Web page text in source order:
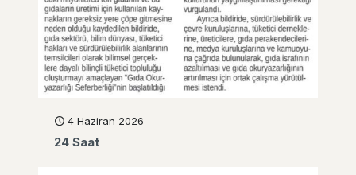
4 Haziran 2026
24 Saat